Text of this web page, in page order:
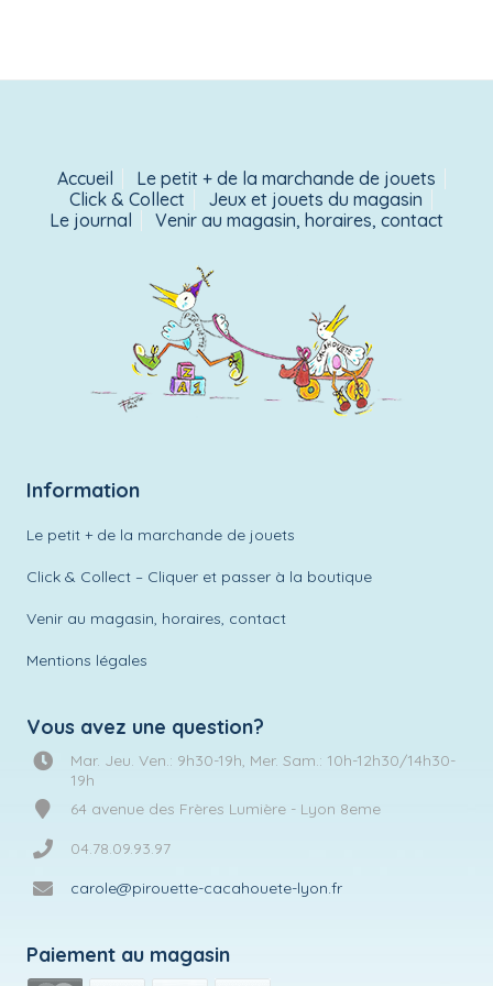
Accueil
Le petit + de la marchande de jouets
Click & Collect
Jeux et jouets du magasin
Le journal
Venir au magasin, horaires, contact
Information
Le petit + de la marchande de jouets
Click & Collect – Cliquer et passer à la boutique
Venir au magasin, horaires, contact
Mentions légales
Vous avez une question?
Mar. Jeu. Ven.: 9h30-19h, Mer. Sam.: 10h-12h30/14h30-
19h
64 avenue des Frères Lumière - Lyon 8eme
04.78.09.93.97
carole@pirouette-cacahouete-lyon.fr
Paiement au magasin